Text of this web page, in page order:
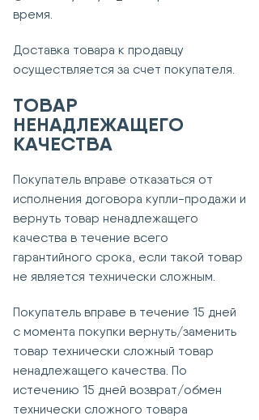
время.
Доставка товара к продавцу
осуществляется за счет покупателя.
ТОВАР
НЕНАДЛЕЖАЩЕГО
КАЧЕСТВА
Покупатель вправе отказаться от
исполнения договора купли-продажи и
вернуть товар ненадлежащего
качества в течение всего
гарантийного срока, если такой товар
не является технически сложным.
Покупатель вправе в течение 15 дней
с момента покупки вернуть/заменить
товар технически сложный товар
ненадлежащего качества. По
истечению 15 дней возврат/обмен
технически сложного товара